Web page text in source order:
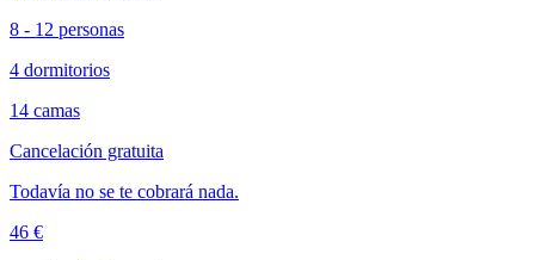
8 - 12 personas
4 dormitorios
14 camas
Cancelación gratuita
Todavía no se te cobrará nada.
46 €